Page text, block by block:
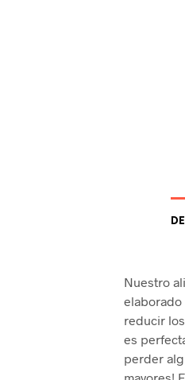
Nuestro
elaborado
reducir
es
perder